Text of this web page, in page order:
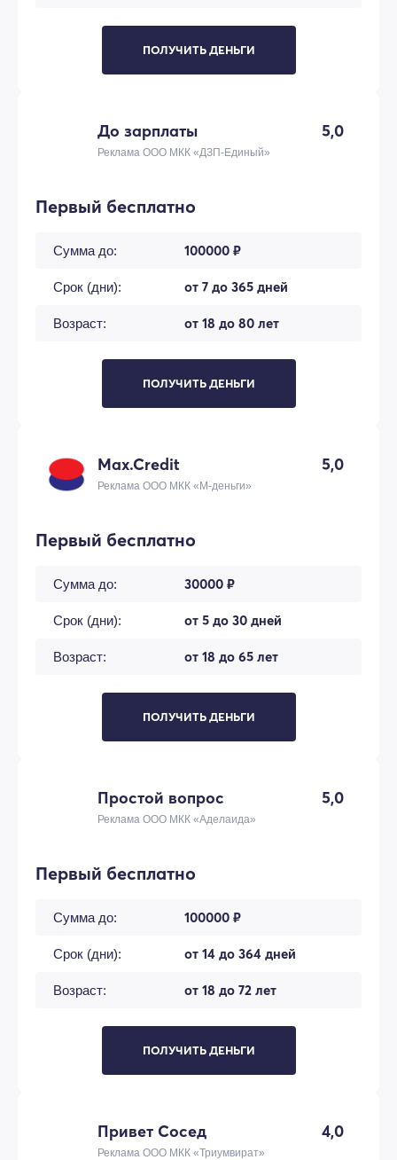
ПОЛУЧИТЬ ДЕНЬГИ
До зарплаты 5,0
Реклама ООО МКК «ДЗП-Единый»
Первый бесплатно
Сумма до: 100000 ₽
Срок (дни): от 7 до 365 дней
Возраст: от 18 до 80 лет
ПОЛУЧИТЬ ДЕНЬГИ
Max.Credit 5,0
Реклама ООО МКК «М-деньги»
Первый бесплатно
Сумма до: 30000 ₽
Срок (дни): от 5 до 30 дней
Возраст: от 18 до 65 лет
ПОЛУЧИТЬ ДЕНЬГИ
Простой вопрос 5,0
Реклама ООО МКК «Аделаида»
Первый бесплатно
Сумма до: 100000 ₽
Срок (дни): от 14 до 364 дней
Возраст: от 18 до 72 лет
ПОЛУЧИТЬ ДЕНЬГИ
Привет Сосед 4,0
Реклама ООО МКК «Триумвират»